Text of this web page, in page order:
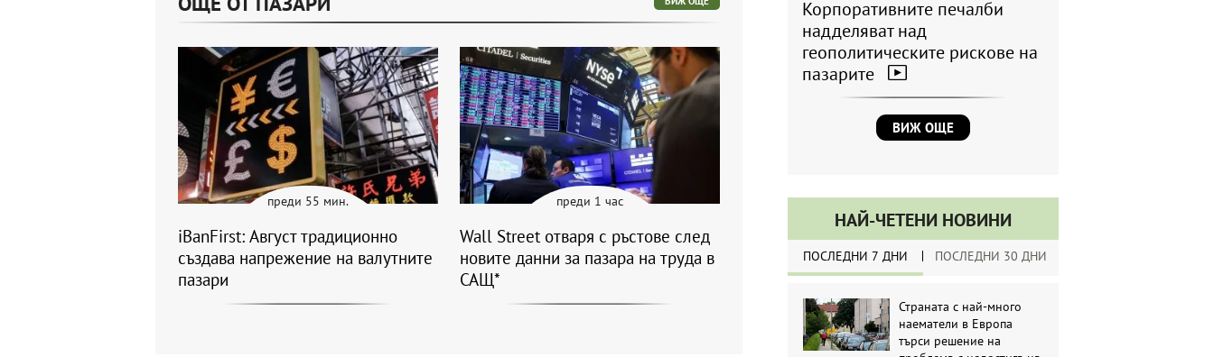
Корпоративните печалби
надделяват над
геополитическите рискове на
пазарите
ВИЖ ОЩЕ
НАЙ-ЧЕТЕНИ НОВИНИ
ПОСЛЕДНИ 7 ДНИ ПОСЛЕДНИ 30 ДНИ
Страната с най-много
наематели в Европа
търси решение на
преди 55 мин.
iBanFirst: Август традиционно
създава напрежение на валутните
пазари
преди 1 час
Wall Street отваря с ръстове след
новите данни за пазара на труда в
САЩ*